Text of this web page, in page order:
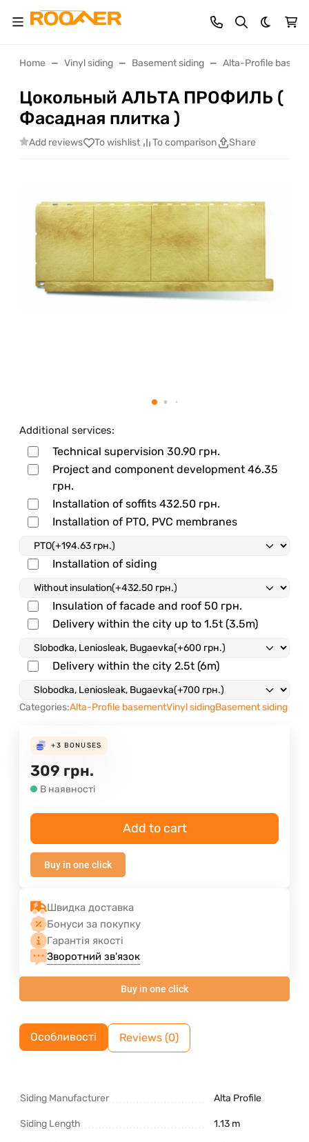
Dark
Home Vinyl siding Basement siding Alta-Profile
Цокольный АЛЬТА ПРОФИЛЬ (
Фасадная плитка )
Add reviews To wishlist To comparison Share
Additional services:
Technical supervision 30.90 грн.
Project and component development 46.35
грн.
Installation of soffits 432.50 грн.
Installation of PTO, PVC membranes
Installation of siding
Insulation of facade and roof 50 грн.
Delivery within the city up to 1.5t (3.5m)
Delivery within the city 2.5t (6m)
Categories:Alta-Profile basementVinyl sidingBasement siding
+3 BONUSES
309 грн.
В наявності
Add to cart
Buy in one click
Швидка доставка
Бонуси за покупку
Гарантія якості
Зворотний зв'язок
Buy in one click
Особливості Reviews (0)
Siding Manufacturer Alta Profile
Siding Length 1.13 m